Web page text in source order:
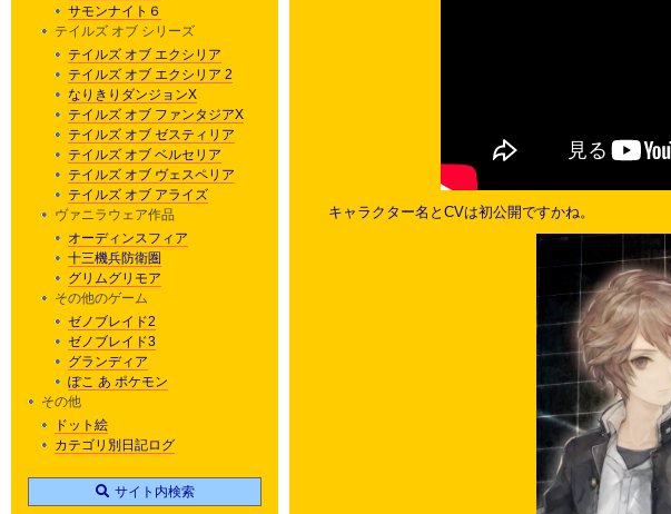
キャラクター名とCVは初公開ですかね。
サモンナイト６
テイルズ オブ シリーズ
テイルズ オブ エクシリア
テイルズ オブ エクシリア 2
なりきりダンジョンX
テイルズ オブ ファンタジアX
テイルズ オブ ゼスティリア
テイルズ オブ ベルセリア
テイルズ オブ ヴェスペリア
テイルズ オブ アライズ
ヴァニラウェア作品
オーディンスフィア
十三機兵防衛圏
グリムグリモア
その他のゲーム
ゼノブレイド2
ゼノブレイド3
グランディア
ぽこ あ ポケモン
その他
ドット絵
カテゴリ別日記ログ
サイト内検索